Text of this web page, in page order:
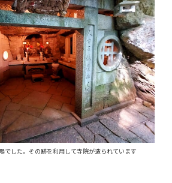
でした。その跡を利用して寺院が造られています